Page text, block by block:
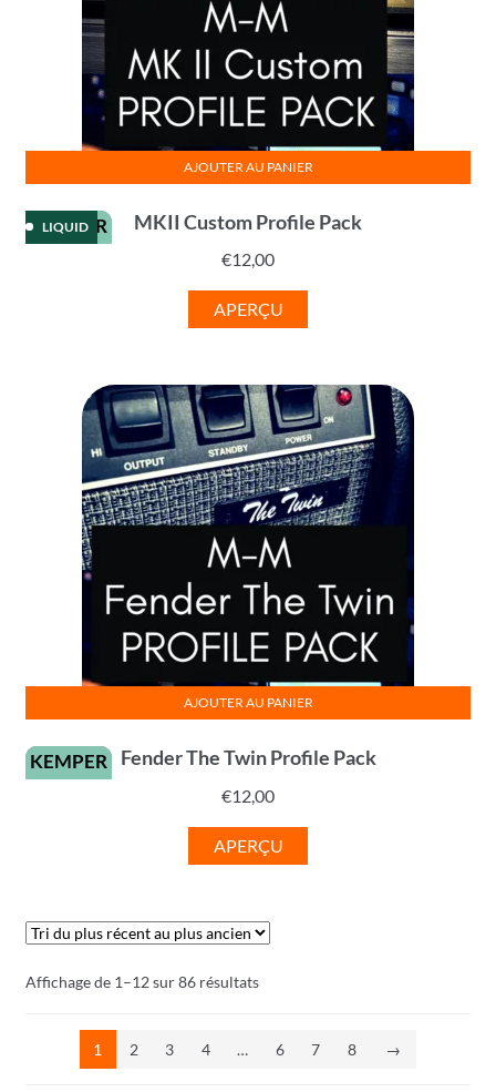
LIQUID
KEMPER MKII Custom Profile Pack
€12,00
AJOUTER AU PANIER
APERÇU
KEMPER Fender The Twin Profile Pack
€12,00
AJOUTER AU PANIER
APERÇU
Affichage de 1–12 sur 86 résultatsTrié
récent
1 2 3 4 … 6 7 8 →